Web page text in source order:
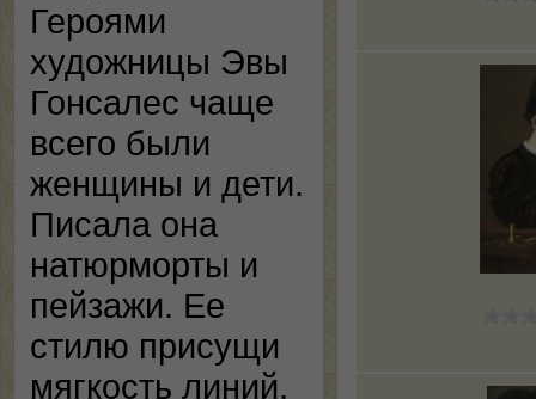
Героями
художницы Эвы
Гонсалес чаще
всего были
женщины и дети.
Писала она
натюрморты и
пейзажи. Ее
стилю присущи
мягкость линий,